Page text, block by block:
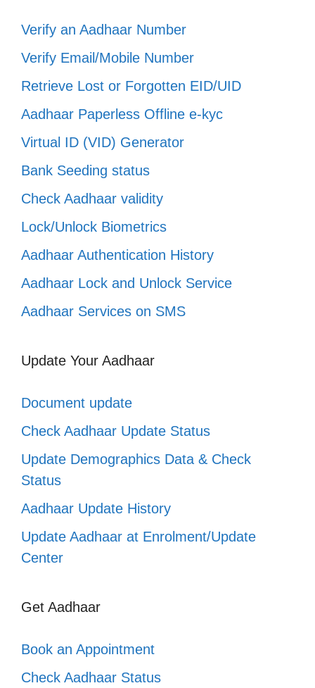
Verify an Aadhaar Number
Verify Email/Mobile Number
Retrieve Lost or Forgotten EID/UID
Aadhaar Paperless Offline e-kyc
Virtual ID (VID) Generator
Bank Seeding status
Check Aadhaar validity
Lock/Unlock Biometrics
Aadhaar Authentication History
Aadhaar Lock and Unlock Service
Aadhaar Services on SMS
Update Your Aadhaar
Document update
Check Aadhaar Update Status
Update Demographics Data & Check
Status
Aadhaar Update History
Update Aadhaar at Enrolment/Update
Center
Get Aadhaar
Book an Appointment
Check Aadhaar Status